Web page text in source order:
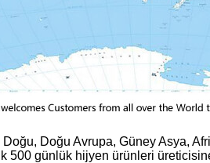
Doğu Avrupa, Güney Asya,
günlük hijyen ürünleri